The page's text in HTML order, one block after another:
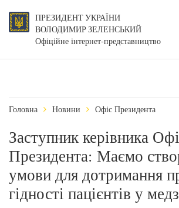
ПРЕЗИДЕНТ УКРАЇНИ
ВОЛОДИМИР ЗЕЛЕНСЬКИЙ
Офіційне інтернет-представництво
Головна Новини Офіс Президента
Заступник керівника
Президента: Маємо
умови для дотримання
гідності пацієнтів у